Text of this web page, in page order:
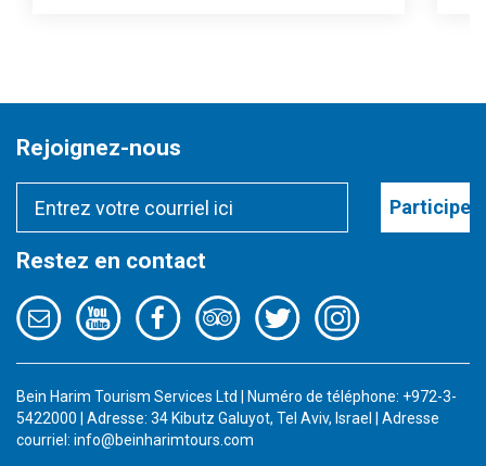
Rejoignez-nous
Participer
Restez en contact
Bein Harim Tourism Services Ltd | Numéro de téléphone: +972-3-
5422000 | Adresse: 34 Kibutz Galuyot, Tel Aviv, Israel | Adresse
courriel: info@beinharimtours.com